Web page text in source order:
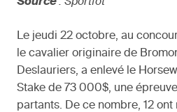
Le jeudi 22 octobre, au
le cavalier originaire de
Deslauriers, a enlevé le
Stake de 73 000$, une
partants. De ce nombre, 12